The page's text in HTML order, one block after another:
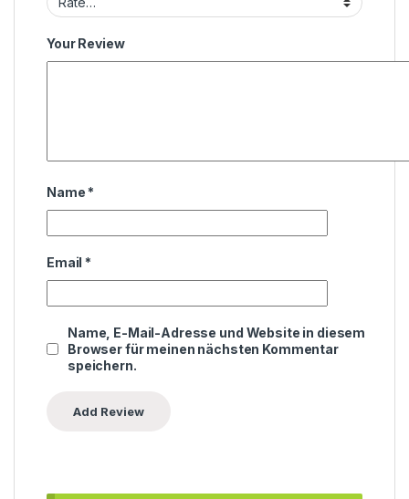
Your Review
Name *
Email *
Name, E-Mail-Adresse und Website in diesem
Browser für meinen nächsten Kommentar
speichern.